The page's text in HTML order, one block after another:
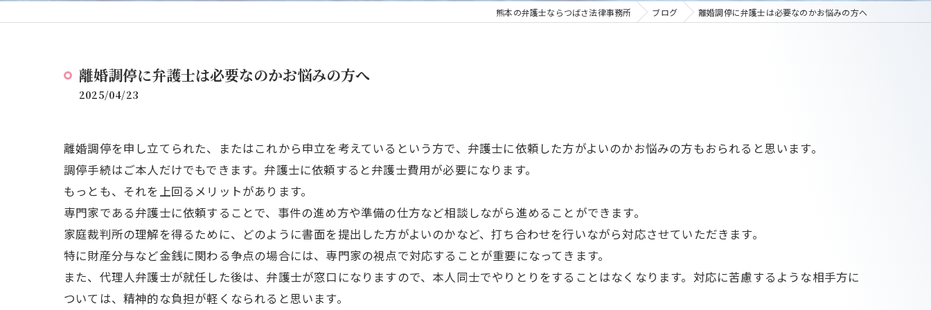
熊本の弁護士ならつばさ法律事務所 ブログ 離婚調停に弁護士は必要なのかお悩みの方へ
離婚調停に弁護士は必要なのかお悩みの方へ
2025/04/23
離婚調停を申し立てられた、またはこれから申立を考えているという方で、弁護士に依頼した方がよいのかお悩みの方もおられると思います。
調停手続はご本人だけでもできます。弁護士に依頼すると弁護士費用が必要になります。
もっとも、それを上回るメリットがあります。
専門家である弁護士に依頼することで、事件の進め方や準備の仕方など相談しながら進めることができます。
家庭裁判所の理解を得るために、どのように書面を提出した方がよいのかなど、打ち合わせを行いながら対応させていただきます。
特に財産分与など金銭に関わる争点の場合には、専門家の視点で対応することが重要になってきます。
また、代理人弁護士が就任した後は、弁護士が窓口になりますので、本人同士でやりとりをすることはなくなります。対応に苦慮するような相手方に
ついては、精神的な負担が軽くなられると思います。